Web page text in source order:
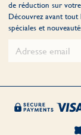
de réduction sur
Découvrez avant tout
spéciales et